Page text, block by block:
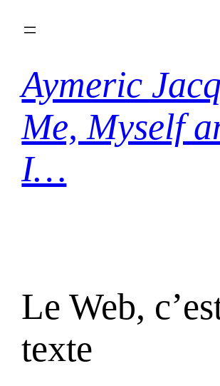
Aymeric
Me, Myself
I…
Le Web,
texte